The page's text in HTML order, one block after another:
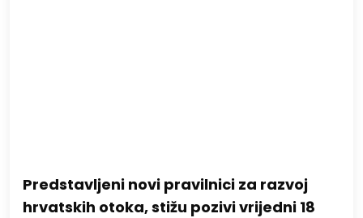
Predstavljeni novi pravilnici za razvoj
hrvatskih otoka, stižu pozivi vrijedni 18